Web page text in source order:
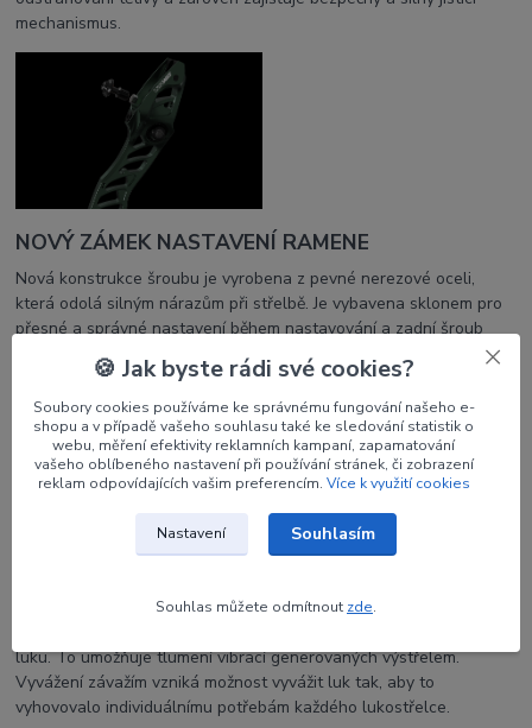
mechanismus.
NOVÝ ZÁMEK NASTAVENÍ RAMENE
Nová konstrukce šroubu je vyrobena z pevné nerezové oceli,
která odolá silným nárazům při střelbě. Je vybavena sklonem pro
přesné a správné nastavení během nastavování a zadní šroub
zajišťuje silný a bezpečný zámek.
Zadní část středu luku je navržena tak, aby umožňovalo montáž
luku. To umožňuje tlumení vibrací generovaných výstřelem.
Vyvážení závažím vzniká možnost vyvážit luk tak, aby to
vyhovovalo individuálnímu potřebám každého lukostřelce.
🍪 Jak byste rádi své cookies?
Soubory cookies používáme ke správnému fungování našeho e-
shopu a v případě vašeho souhlasu také ke sledování statistik o
webu, měření efektivity reklamních kampaní, zapamatování
vašeho oblíbeného nastavení při používání stránek, či zobrazení
reklam odpovídajících vašim preferencím. Více k využití cookies
Nastavení Souhlasím
Souhlas můžete odmítnout zde.